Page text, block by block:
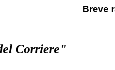
Breve
Corriere"